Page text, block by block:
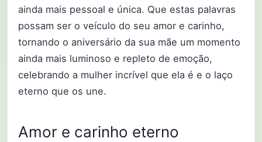
ainda mais pessoal e única. Que estas palavras
possam ser o veículo do seu amor e carinho,
tornando o aniversário da sua mãe um momento
ainda mais luminoso e repleto de emoção,
celebrando a mulher incrível que ela é e o laço
eterno que os une.
Amor e carinho eterno